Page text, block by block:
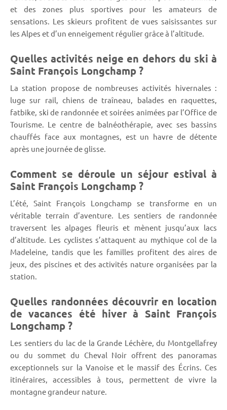
et des zones plus sportives pour les amateurs de
sensations. Les skieurs profitent de vues saisissantes sur
les Alpes et d’un enneigement régulier grâce à l’altitude.
Quelles activités neige en dehors du ski à
Saint François Longchamp ?
La station propose de nombreuses activités hivernales :
luge sur rail, chiens de traîneau, balades en raquettes,
fatbike, ski de randonnée et soirées animées par l’Office de
Tourisme. Le centre de balnéothérapie, avec ses bassins
chauffés face aux montagnes, est un havre de détente
après une journée de glisse.
Comment se déroule un séjour estival à
Saint François Longchamp ?
L’été, Saint François Longchamp se transforme en un
véritable terrain d’aventure. Les sentiers de randonnée
traversent les alpages fleuris et mènent jusqu’aux lacs
d’altitude. Les cyclistes s’attaquent au mythique col de la
Madeleine, tandis que les familles profitent des aires de
jeux, des piscines et des activités nature organisées par la
station.
Quelles randonnées découvrir en location
de vacances été hiver à Saint François
Longchamp ?
Les sentiers du lac de la Grande Léchère, du Montgellafrey
ou du sommet du Cheval Noir offrent des panoramas
exceptionnels sur la Vanoise et le massif des Écrins. Ces
itinéraires, accessibles à tous, permettent de vivre la
montagne grandeur nature.